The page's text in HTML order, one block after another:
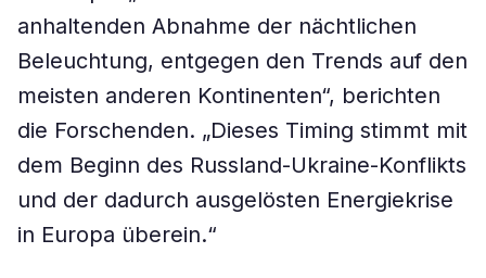
anhaltenden Abnahme der nächtlichen
Beleuchtung, entgegen den Trends auf den
meisten anderen Kontinenten“, berichten
die Forschenden. „Dieses Timing stimmt mit
dem Beginn des Russland-Ukraine-Konflikts
und der dadurch ausgelösten Energiekrise
in Europa überein.“